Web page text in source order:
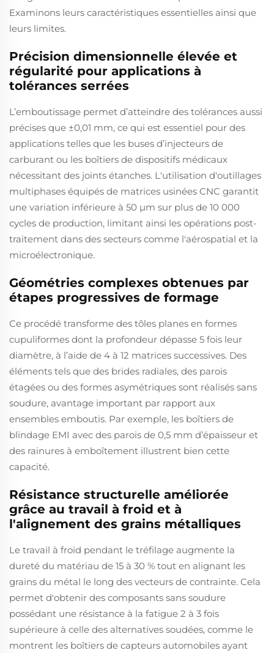
Examinons leurs caractéristiques essentielles ainsi que
leurs limites.
Précision dimensionnelle élevée et
régularité pour applications à
tolérances serrées
L’emboutissage permet d’atteindre des tolérances aussi
précises que ±0,01 mm, ce qui est essentiel pour des
applications telles que les buses d’injecteurs de
carburant ou les boîtiers de dispositifs médicaux
nécessitant des joints étanches. L'utilisation d'outillages
multiphases équipés de matrices usinées CNC garantit
une variation inférieure à 50 μm sur plus de 10 000
cycles de production, limitant ainsi les opérations post-
traitement dans des secteurs comme l'aérospatial et la
microélectronique.
Géométries complexes obtenues par
étapes progressives de formage
Ce procédé transforme des tôles planes en formes
cupuliformes dont la profondeur dépasse 5 fois leur
diamètre, à l’aide de 4 à 12 matrices successives. Des
éléments tels que des brides radiales, des parois
étagées ou des formes asymétriques sont réalisés sans
soudure, avantage important par rapport aux
ensembles emboutis. Par exemple, les boîtiers de
blindage EMI avec des parois de 0,5 mm d’épaisseur et
des rainures à emboîtement illustrent bien cette
capacité.
Résistance structurelle améliorée
grâce au travail à froid et à
l'alignement des grains métalliques
Le travail à froid pendant le tréfilage augmente la
dureté du matériau de 15 à 30 % tout en alignant les
grains du métal le long des vecteurs de contrainte. Cela
permet d'obtenir des composants sans soudure
possédant une résistance à la fatigue 2 à 3 fois
supérieure à celle des alternatives soudées, comme le
montrent les boîtiers de capteurs automobiles ayant